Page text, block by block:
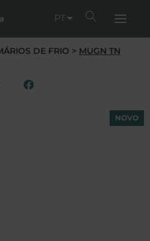
PT
DE FRIO > MUGN TN
NOVO